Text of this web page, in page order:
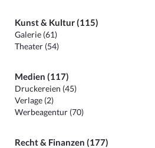
Kunst & Kultur (115)
Galerie (61)
Theater (54)
Medien (117)
Druckereien (45)
Verlage (2)
Werbeagentur (70)
Recht & Finanzen (177)